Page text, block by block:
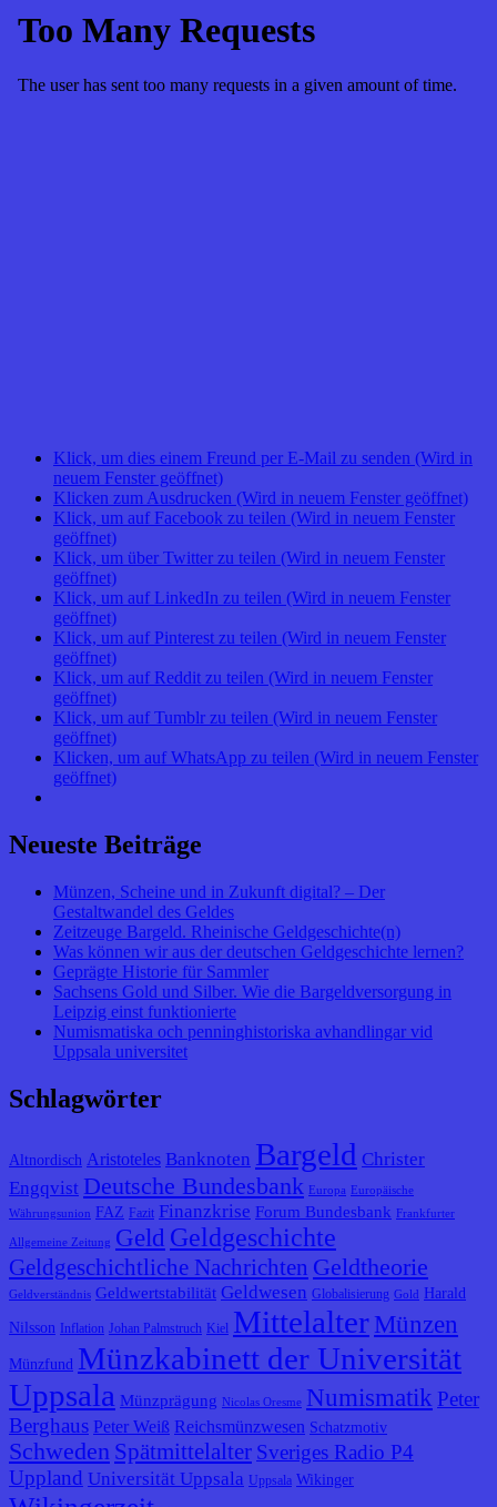
Klick, um dies einem Freund per E-Mail zu senden (Wird in
neuem Fenster geöffnet)
Klicken zum Ausdrucken (Wird in neuem Fenster geöffnet)
Klick, um auf Facebook zu teilen (Wird in neuem Fenster
geöffnet)
Klick, um über Twitter zu teilen (Wird in neuem Fenster
geöffnet)
Klick, um auf LinkedIn zu teilen (Wird in neuem Fenster
geöffnet)
Klick, um auf Pinterest zu teilen (Wird in neuem Fenster
geöffnet)
Klick, um auf Reddit zu teilen (Wird in neuem Fenster
geöffnet)
Klick, um auf Tumblr zu teilen (Wird in neuem Fenster
geöffnet)
Klicken, um auf WhatsApp zu teilen (Wird in neuem Fenster
geöffnet)
Neueste Beiträge
Münzen, Scheine und in Zukunft digital? – Der
Gestaltwandel des Geldes
Zeitzeuge Bargeld. Rheinische Geldgeschichte(n)
Was können wir aus der deutschen Geldgeschichte lernen?
Geprägte Historie für Sammler
Sachsens Gold und Silber. Wie die Bargeldversorgung in
Leipzig einst funktionierte
Numismatiska och penninghistoriska avhandlingar vid
Uppsala universitet
Schlagwörter
Altnordisch Aristoteles Banknoten Bargeld Christer
Engqvist Deutsche Bundesbank Europa
Europäische
Währungsunion FAZ Fazit Finanzkrise Forum Bundesbank Frankfurter
Allgemeine Zeitung Geld Geldgeschichte
Geldgeschichtliche Nachrichten Geldtheorie
Geldverständnis Geldwertstabilität Geldwesen Globalisierung Gold Harald
Nilsson Inflation Johan Palmstruch Kiel Mittelalter Münzen
Münzfund Münzkabinett der Universität
Uppsala Münzprägung Nicolas Oresme Numismatik Peter
Berghaus Peter Weiß Reichsmünzwesen Schatzmotiv
Schweden Spätmittelalter Sveriges Radio P4
Uppland Universität Uppsala Uppsala Wikinger